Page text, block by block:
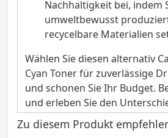
Nachhaltigkeit bei, indem
umweltbewusst
recycelbare Materialien
Wählen Sie diesen alternativ
Cyan Toner für zuverlässige
und schonen Sie Ihr Budget.
und erleben Sie den
Zu diesem Produkt